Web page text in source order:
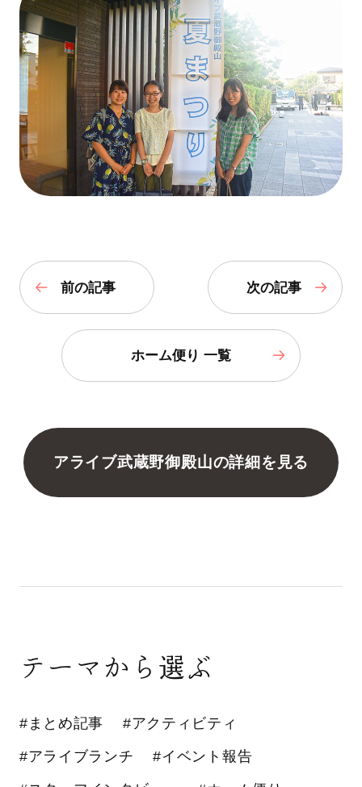
前の記事 次の記事
ホーム便り 一覧
アライブ武蔵野御殿山の詳細を見る
テーマから選ぶ
#まとめ記事 #アクティビティ
#アライブランチ #イベント報告